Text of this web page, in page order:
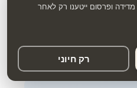
עיצוב פנים מודרני יוקרתיאו
ואולי אפילו יותר.
מדידה ופרסום ייטענו רק לאחר
רק חיוני